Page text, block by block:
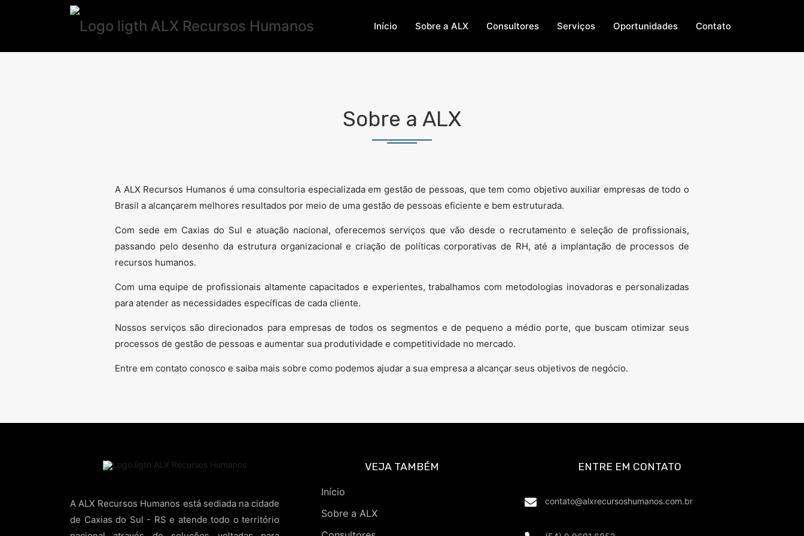
Início Sobre a ALX Consultores Serviços Oportunidades Contato
Sobre a ALX
A ALX Recursos Humanos é uma consultoria especializada em gestão de pessoas, que tem como objetivo auxiliar empresas de todo o
Brasil a alcançarem melhores resultados por meio de uma gestão de pessoas eficiente e bem estruturada.
Com sede em Caxias do Sul e atuação nacional, oferecemos serviços que vão desde o recrutamento e seleção de profissionais,
passando pelo desenho da estrutura organizacional e criação de políticas corporativas de RH, até a implantação de processos de
recursos humanos.
Com uma equipe de profissionais altamente capacitados e experientes, trabalhamos com metodologias inovadoras e personalizadas
para atender as necessidades específicas de cada cliente.
Nossos serviços são direcionados para empresas de todos os segmentos e de pequeno a médio porte, que buscam otimizar seus
processos de gestão de pessoas e aumentar sua produtividade e competitividade no mercado.
Entre em contato conosco e saiba mais sobre como podemos ajudar a sua empresa a alcançar seus objetivos de negócio.
A ALX Recursos Humanos está sediada na cidade
de Caxias do Sul - RS e atende todo o território
VEJA TAMBÉM
Início
Sobre a ALX
ENTRE EM CONTATO
contato@alxrecursoshumanos.com.br